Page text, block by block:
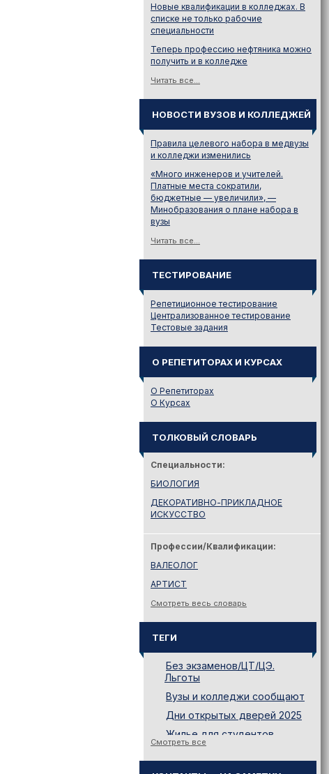
Новые квалификации в колледжах. В
списке не только рабочие
специальности
Теперь профессию нефтяника можно
получить и в колледже
Читать все...
НОВОСТИ ВУЗОВ И КОЛЛЕДЖЕЙ
Правила целевого набора в медвузы
и колледжи изменились
«Много инженеров и учителей.
Платные места сократили,
бюджетные — увеличили», —
Минобразования о плане набора в
вузы
Читать все...
ТЕСТИРОВАНИЕ
Репетиционное тестирование
Централизованное тестирование
Тестовые задания
О РЕПЕТИТОРАХ И КУРСАХ
О Репетиторах
О Курсах
ТОЛКОВЫЙ СЛОВАРЬ
Специальности:
БИОЛОГИЯ
ДЕКОРАТИВНО-ПРИКЛАДНОЕ
ИСКУССТВО
Профессии/Квалификации:
ВАЛЕОЛОГ
АРТИСТ
Смотреть весь словарь
ТЕГИ
Без экзаменов/ЦТ/ЦЭ.
Льготы
Вузы и колледжи сообщают
Дни открытых дверей 2025
Жилье для студентов
Иностранному абитуриенту
Смотреть все